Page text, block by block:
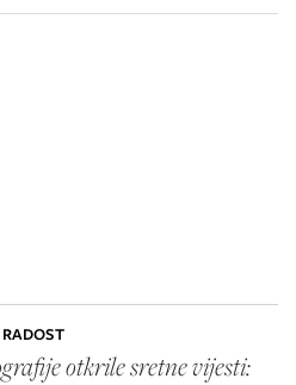
otkrile sretne vijesti: